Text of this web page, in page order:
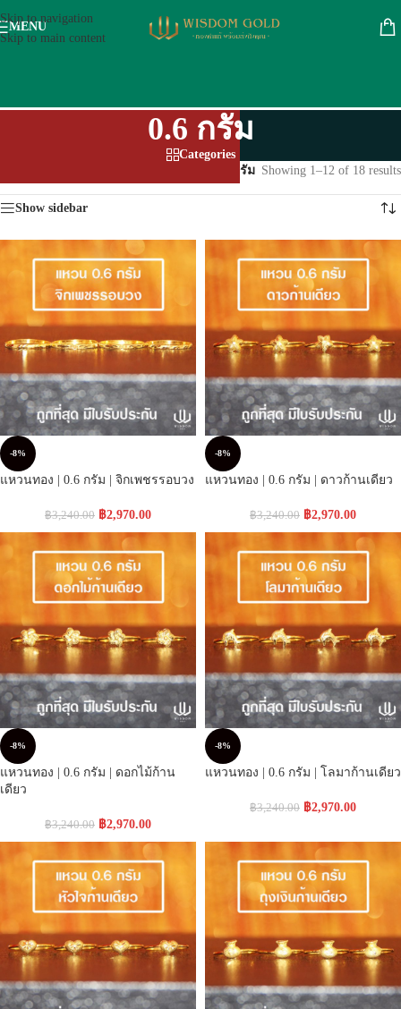
Skip to navigation
Skip to main content
MENU
0.6 กรัม
Categories
0.6 กรัม Showing 1–12 of 18 results
Show sidebar
-8%
แหวนทอง | 0.6 กรัม | จิกเพชรรอบวง
฿3,240.00 ฿2,970.00
-8%
แหวนทอง | 0.6 กรัม | ดาวก้านเดียว
฿3,240.00 ฿2,970.00
-8%
แหวนทอง | 0.6 กรัม | ดอกไม้ก้าน
เดียว
฿3,240.00 ฿2,970.00
-8%
แหวนทอง | 0.6 กรัม | โลมาก้านเดียว
฿3,240.00 ฿2,970.00